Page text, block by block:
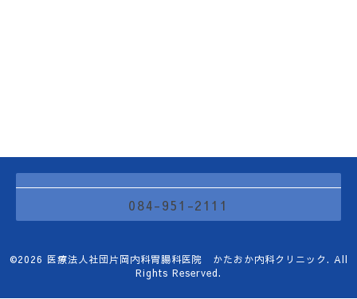
084-951-2111
©2026 医療法人社団片岡内科胃腸科医院 かたおか内科クリニック. All
Rights Reserved.